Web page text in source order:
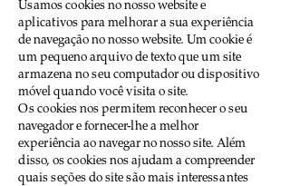
Usamos cookies no nosso website e
aplicativos para melhorar a sua experiência
de navegação no nosso website. Um cookie é
um pequeno arquivo de texto que um site
armazena no seu computador ou dispositivo
móvel quando você visita o site.
Os cookies nos permitem reconhecer o seu
navegador e fornecer-lhe a melhor
experiência ao navegar no nosso site. Além
disso, os cookies nos ajudam a compreender
quais seções do site são mais interessantes